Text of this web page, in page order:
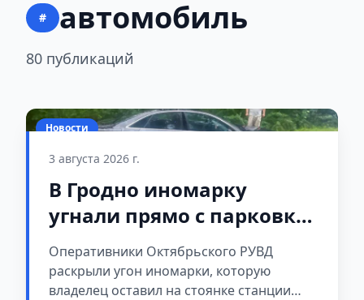
# автомобиль
80 публикаций
Новости
3 августа 2026 г.
В Гродно иномарку
угнали прямо с парковки
СТО — за рулем оказалась
девушка
Оперативники Октябрьского РУВД
раскрыли угон иномарки, которую
владелец оставил на стоянке станции